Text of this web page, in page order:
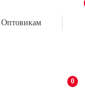
Оптовикам
0